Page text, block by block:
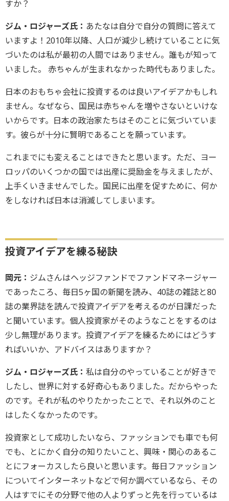
すか？
ジム・ロジャーズ氏： あたなは自分で自分の質問に答えて
いますよ！2010年以降、人口が減少し続けていることに気
づいたのは私が最初の人間ではありません。誰もが知って
いました。 赤ちゃんが生まれなかった時代もありました。
日本のおもちゃ会社に投資するのは良いアイデアかもしれ
ません。なぜなら、国民は赤ちゃんを増やさないといけな
いからです。日本の政治家たちはそのことに気づいていま
す。彼らが十分に賢明であることを願っています。
これまでにも変えることはできたと思います。ただ、ヨー
ロッパのいくつかの国では出産に奨励金を与えましたが、
上手くいきませんでした。国民に出産を促すために、何か
をしなければ日本は消滅してしまいます。
投資アイデアを練る秘訣
岡元： ジムさんはヘッジファンドでファンドマネージャー
であったころ、毎日5ヶ国の新聞を読み、40誌の雑誌と80
誌の業界誌を読んで投資アイデアを考えるのが日課だった
と聞いています。個人投資家がそのようなことをするのは
少し無理があります。投資アイデアを練るためにはどうす
ればいいか、アドバイスはありますか？
ジム・ロジャーズ氏： 私は自分のやっていることが好きで
したし、世界に対する好奇心もありました。だからやった
のです。それが私のやりたかったことで、それ以外のこと
はしたくなかったのです。
投資家として成功したいなら、ファッションでも車でも何
でも、とにかく自分の知りたいこと、興味・関心のあるこ
とにフォーカスしたら良いと思います。毎日ファッション
についてインターネットなどで何か調べているなら、その
人はすでにその分野で他の人よりずっと先を行っているは